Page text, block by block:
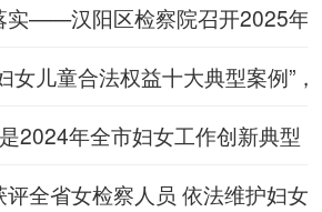
实——汉阳区检察院召开2025年
女儿童合法权益十大典型案例”
2024年全市妇女工作创新典型
全省女检察人员 依法维护妇女